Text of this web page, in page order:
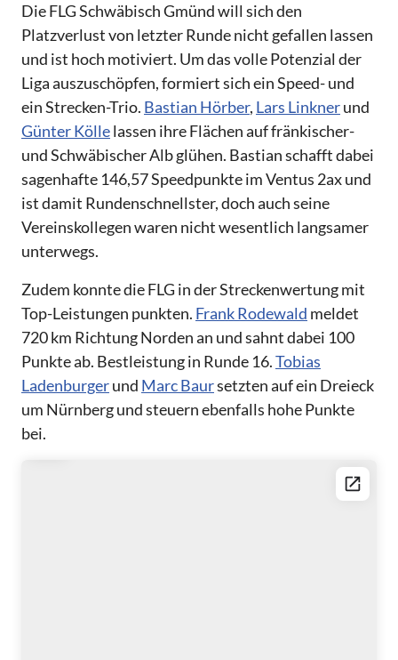
Die FLG Schwäbisch Gmünd will sich den
Platzverlust von letzter Runde nicht gefallen lassen
und ist hoch motiviert. Um das volle Potenzial der
Liga auszuschöpfen, formiert sich ein Speed- und
ein Strecken-Trio. Bastian Hörber, Lars Linknerund
Günter Köllelassen ihre Flächen auf fränkischer-
und Schwäbischer Alb glühen. Bastian schafft dabei
sagenhafte 146,57 Speedpunkte im Ventus 2ax und
ist damit Rundenschnellster, doch auch seine
Vereinskollegen waren nicht wesentlich langsamer
unterwegs.
Zudem konnte die FLG in der Streckenwertung mit
Top-Leistungen punkten. Frank Rodewald meldet
720 km Richtung Norden an und sahnt dabei 100
Punkte ab. Bestleistung in Runde 16.Tobias
Ladenburgerund Marc Baursetzten auf ein Dreieck
um Nürnberg und steuern ebenfalls hohe Punkte
bei.